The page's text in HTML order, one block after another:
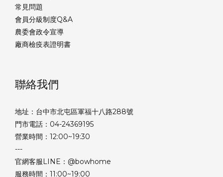
常見問題
會員分級制度Q&A
農委會政令宣導
廠商檢疫表證明書
聯絡我們
地址：台中市北屯區軍福十八路288號
門市電話：04-24369195
營業時間：12:00~19:30
---
官網客服LINE：@bowhome
服務時間：11:00~19:00